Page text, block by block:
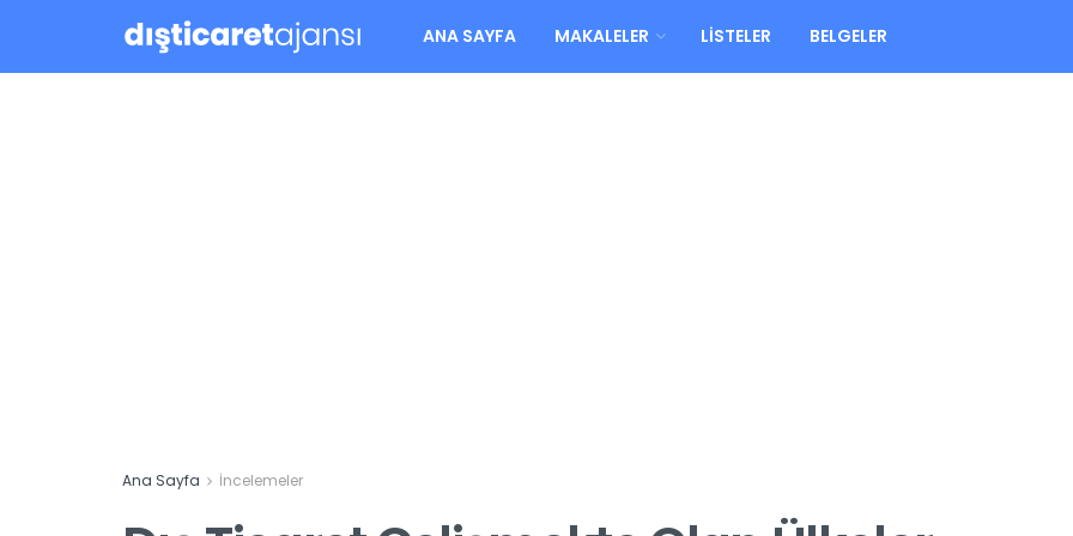
ANA SAYFA MAKALELER LISTELER BELGELER
Ana Sayfa İncelemeler